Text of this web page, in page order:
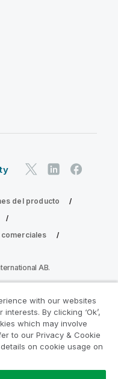
del producto
comerciales
AB.
de
valiosas aplicaciones
with our websites
By clicking ‘Ok’,
which may involve
to our Privacy & Cookie
on cookie usage on